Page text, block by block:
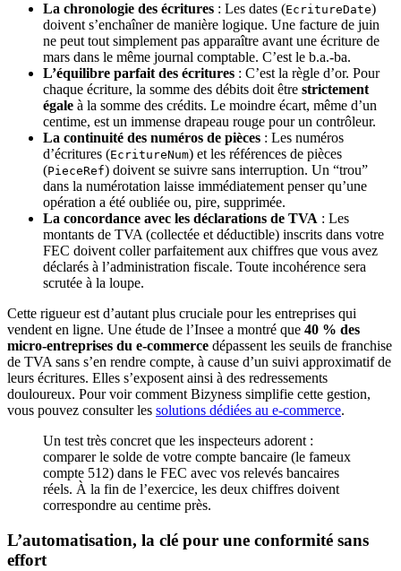
La chronologie des écritures : Les dates (EcritureDate)
doivent s’enchaîner de manière logique. Une facture de juin
ne peut tout simplement pas apparaître avant une écriture de
mars dans le même journal comptable. C’est le b.a.-ba.
L’équilibre parfait des écritures : C’est la règle d’or. Pour
chaque écriture, la somme des débits doit être strictement
égale à la somme des crédits. Le moindre écart, même d’un
centime, est un immense drapeau rouge pour un contrôleur.
La continuité des numéros de pièces : Les numéros
d’écritures (EcritureNum) et les références de pièces
(PieceRef) doivent se suivre sans interruption. Un “trou”
dans la numérotation laisse immédiatement penser qu’une
opération a été oubliée ou, pire, supprimée.
La concordance avec les déclarations de TVA : Les
montants de TVA (collectée et déductible) inscrits dans votre
FEC doivent coller parfaitement aux chiffres que vous avez
déclarés à l’administration fiscale. Toute incohérence sera
scrutée à la loupe.
Cette rigueur est d’autant plus cruciale pour les entreprises qui
vendent en ligne. Une étude de l’Insee a montré que 40 % des
micro-entreprises du e-commerce dépassent les seuils de franchise
de TVA sans s’en rendre compte, à cause d’un suivi approximatif de
leurs écritures. Elles s’exposent ainsi à des redressements
douloureux. Pour voir comment Bizyness simplifie cette gestion,
vous pouvez consulter les solutions dédiées au e-commerce.
Un test très concret que les inspecteurs adorent :
comparer le solde de votre compte bancaire (le fameux
compte 512) dans le FEC avec vos relevés bancaires
réels. À la fin de l’exercice, les deux chiffres doivent
correspondre au centime près.
L’automatisation, la clé pour une conformité sans
effort